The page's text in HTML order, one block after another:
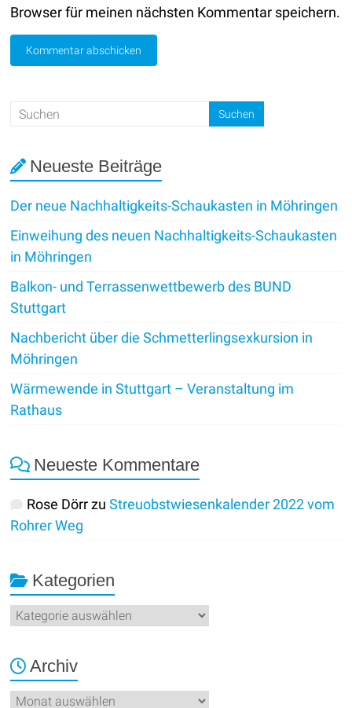
Browser für meinen nächsten Kommentar speichern.
Neueste Beiträge
Der neue Nachhaltigkeits-Schaukasten in Möhringen
Einweihung des neuen Nachhaltigkeits-Schaukasten
in Möhringen
Balkon- und Terrassenwettbewerb des BUND
Stuttgart
Nachbericht über die Schmetterlingsexkursion in
Möhringen
Wärmewende in Stuttgart – Veranstaltung im
Rathaus
Neueste Kommentare
Rose DörrzuStreuobstwiesenkalender 2022 vom
Rohrer Weg
Kategorien
Kategorien
Archiv
Archiv